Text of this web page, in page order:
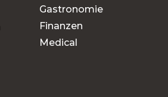
Gastronomie
Finanzen
Medical